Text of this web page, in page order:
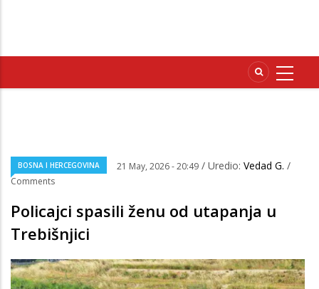
BOSNA I HERCEGOVINA 21 May, 2026 - 20:49 / Uredio: Vedad G. /
Comments
Policajci spasili ženu od utapanja u
Trebišnjici